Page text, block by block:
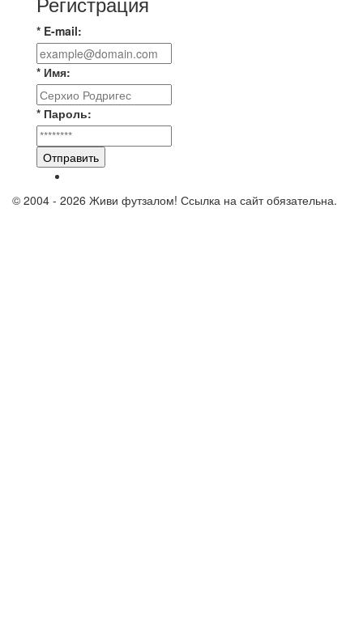
* E-mail:
* Имя:
* Пароль:
Отправить
© 2004 - 2026 Живи футзалом! Ссылка на сайт обязательна.